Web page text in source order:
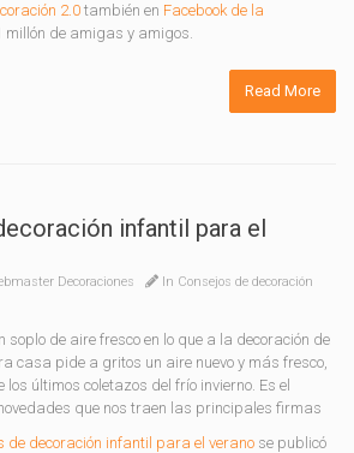
2.0 también en Facebook de la
millón de amigas y amigos.
Read More
infantil para el
Decoraciones In Consejos de decoración
soplo de aire fresco en lo que a la decoración de
casa pide a gritos un aire nuevo y más fresco,
últimos coletazos del frío invierno. Es el
que nos traen las principales firmas
de decoración infantil para el verano se publicó